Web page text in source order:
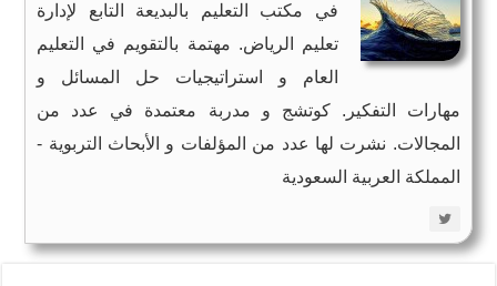
في مكتب التعليم بالبديعة التابع لإدارة
تعليم الرياض. مهتمة بالتقويم في التعليم
العام و استراتيجيات حل المسائل و
مهارات التفكير. كوتشج و مدربة معتمدة في عدد من
المجالات. نشرت لها عدد من المؤلفات و الأبحاث التربوية -
المملكة العربية السعودية